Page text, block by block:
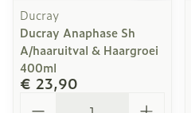
Ducray
Ducray Anaphase Sh
A/haaruitval & Haargroei
400ml
€ 23,90